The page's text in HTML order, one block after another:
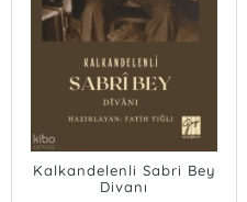
Kalkandelenli Sabri Bey
Divanı